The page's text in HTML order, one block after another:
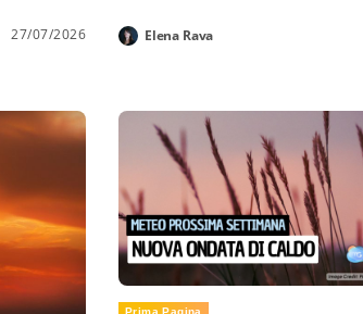
27/07/2026 Elena Rava
Prima Pagina